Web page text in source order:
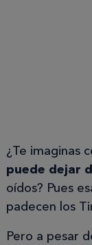
¿Te imaginas
puede dejar
oídos? Pues
padecen los
Pero a pesar